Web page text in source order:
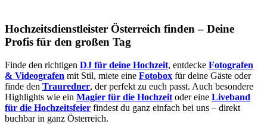
Hochzeitsdienstleister Österreich finden – Deine
Profis für den großen Tag
Finde den richtigen DJ für deine Hochzeit, entdecke Fotografen
& Videografen mit Stil, miete eine Fotobox für deine Gäste oder
finde den Trauredner, der perfekt zu euch passt. Auch besondere
Highlights wie ein Magier für die Hochzeit oder eine Liveband
für die Hochzeitsfeier findest du ganz einfach bei uns – direkt
buchbar in ganz Österreich.